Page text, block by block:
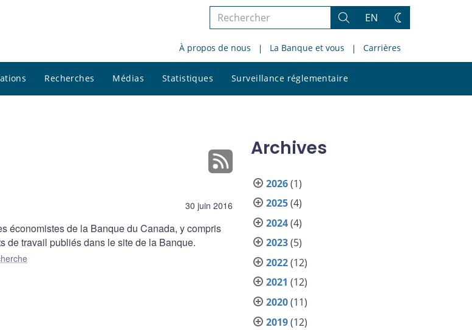
Rechercher
le
site
Rechercher
EN
Changez
thème
À propos de nous La Banque et vous Carrières
Recherches Médias Statistiques Surveillance réglementaire
le
30 juin 2016
économistes de la Banque du Canada, y compris
de travail publiés dans le site de la Banque.
Archives
2026(1)
2025(4)
2024(4)
2023(5)
2022(12)
2021 (12)
2020(11)
2019(12)